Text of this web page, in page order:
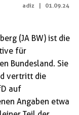
adiz | 01.09.24
(JA BW) ist die
für
Bundesland. Sie
vertritt die
auf
Angaben etwa